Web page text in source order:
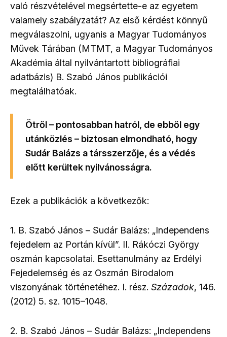
való részvételével megsértette-e az egyetem
valamely szabályzatát? Az első kérdést könnyű
megválaszolni, ugyanis a Magyar Tudományos
Művek Tárában (MTMT, a Magyar Tudományos
Akadémia által nyilvántartott bibliográfiai
adatbázis) B. Szabó János publikációi
megtalálhatóak.
Ötről – pontosabban hatról, de ebből egy
utánközlés – biztosan elmondható, hogy
Sudár Balázs a társszerzője, és a védés
előtt kerültek nyilvánosságra.
Ezek a publikációk a következők:
1. B. Szabó János – Sudár Balázs: „Independens
fejedelem az Portán kívül”. II. Rákóczi György
oszmán kapcsolatai. Esettanulmány az Erdélyi
Fejedelemség és az Oszmán Birodalom
viszonyának történetéhez. I. rész. Századok, 146.
(2012) 5. sz. 1015–1048.
2. B. Szabó János – Sudár Balázs: „Independens